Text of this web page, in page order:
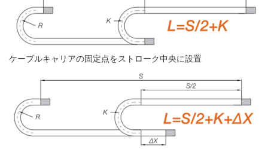
ケーブルキャリアの固定点をストローク中央に設置